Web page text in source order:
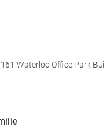
Waterloo Office Park